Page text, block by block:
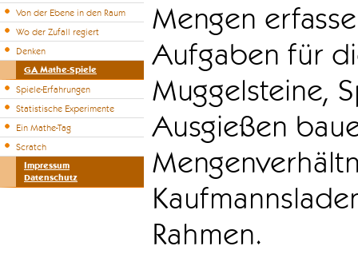
Von der Ebene in den Raum
Wo der Zufall regiert
Denken
GA Mathe-Spiele
Spiele-Erfahrungen
Statistische Experimente
Ein Mathe-Tag
Scratch
Impressum
Datenschutz
Mengen
Aufgaben für
Muggelsteine,
Ausgießen
Rahmen.